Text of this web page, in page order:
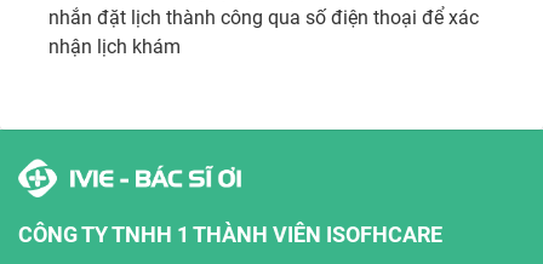
nhắn đặt lịch thành công qua số điện thoại để xác
nhận lịch khám
CÔNG TY TNHH 1 THÀNH VIÊN ISOFHCARE